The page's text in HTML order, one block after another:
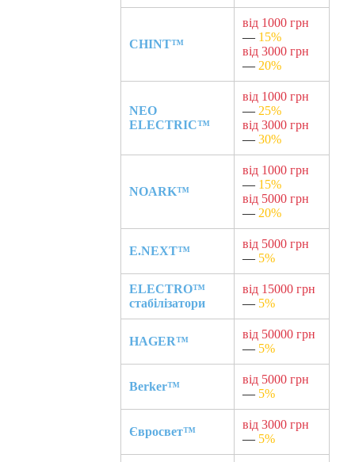
CHINT™
від 1000 грн
— 15%
від 3000 грн
— 20%
NEO
ELECTRIC™
від 1000 грн
— 25%
від 3000 грн
— 30%
NOARK™
від 1000 грн
— 15%
від 5000 грн
— 20%
E.NEXT™
від 5000 грн
— 5%
ELECTRO™
стабілізатори
від 15000 грн
— 5%
HAGER™
від 50000 грн
— 5%
Berker™
від 5000 грн
— 5%
Євросвет™
від 3000 грн
— 5%